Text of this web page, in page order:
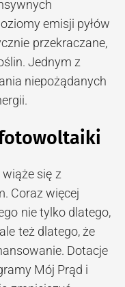
emisji pyłów
przekraczane,
Jednym z
niepożądanych
się z
Coraz więcej
nie tylko dlatego,
też dlatego, że
Dotacje
Mój Prąd i